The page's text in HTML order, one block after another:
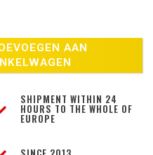
AAN
SHIPMENT WITHIN 24
HOURS TO THE WHOLE OF
EUROPE